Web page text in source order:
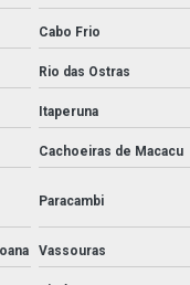
Cabo Frio
Rio das Ostras
Itaperuna
Cachoeiras de Macacu
Paracambi
Vassouras